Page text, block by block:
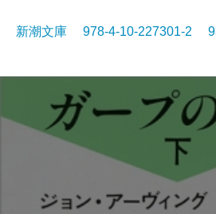
新潮文庫 978-4-10-227301-2